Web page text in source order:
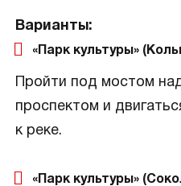
Варианты:
«Парк культуры»
Пройти под мостом
проспектом и
к реке.
«Парк культуры»